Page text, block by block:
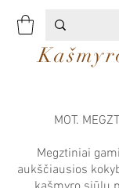
MOT.
Megztiniai
aukščiausios